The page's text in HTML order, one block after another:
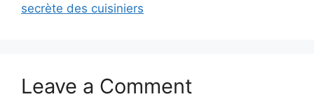
secrète des cuisiniers
Leave a Comment